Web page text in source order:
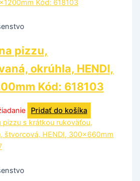
pizzu,
okrúhla, HENDI,
Kód: 618103
Pridať do košíka